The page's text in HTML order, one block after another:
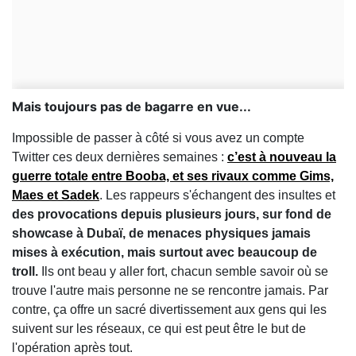
Mais toujours pas de bagarre en vue...
Impossible de passer à côté si vous avez un compte
Twitter ces deux dernières semaines : c’est à nouveau la
guerre totale entre Booba, et ses rivaux comme Gims,
Maes et Sadek. Les rappeurs s'échangent des insultes et
des provocations depuis plusieurs jours, sur fond de
showcase à Dubaï, de menaces physiques jamais
mises à exécution, mais surtout avec beaucoup de
troll. Ils ont beau y aller fort, chacun semble savoir où se
trouve l'autre mais personne ne se rencontre jamais. Par
contre, ça offre un sacré divertissement aux gens qui les
suivent sur les réseaux, ce qui est peut être le but de
l'opération après tout.